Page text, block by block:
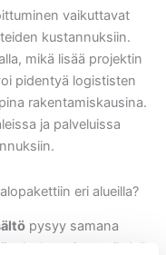
vaikuttavat
kustannuksiin.
mikä lisää projektin
pidentyä logististen
rakentamiskausina.
ja palveluissa
eri alueilla?
pysyy samana
voivat vaihdella